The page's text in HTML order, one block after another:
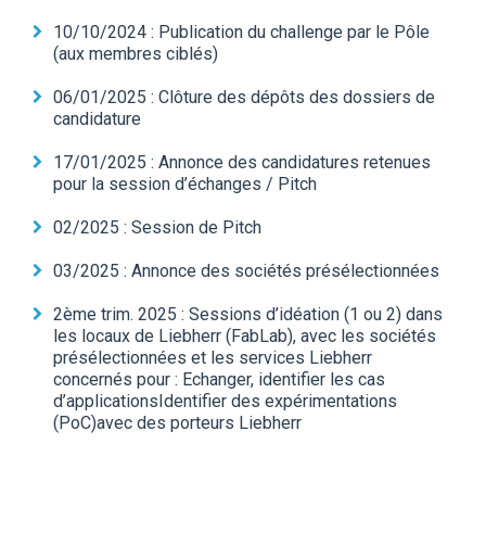
10/10/2024 : Publication du challenge par le Pôle
(aux membres ciblés)
06/01/2025 : Clôture des dépôts des dossiers de
candidature
17/01/2025 : Annonce des candidatures retenues
pour la session d’échanges / Pitch
02/2025 : Session de Pitch
03/2025 : Annonce des sociétés présélectionnées
2ème trim. 2025 : Sessions d’idéation (1 ou 2) dans
les locaux de Liebherr (FabLab), avec les sociétés
présélectionnées et les services Liebherr
concernés pour : Echanger, identifier les cas
d’applicationsIdentifier des expérimentations
(PoC)avec des porteurs Liebherr